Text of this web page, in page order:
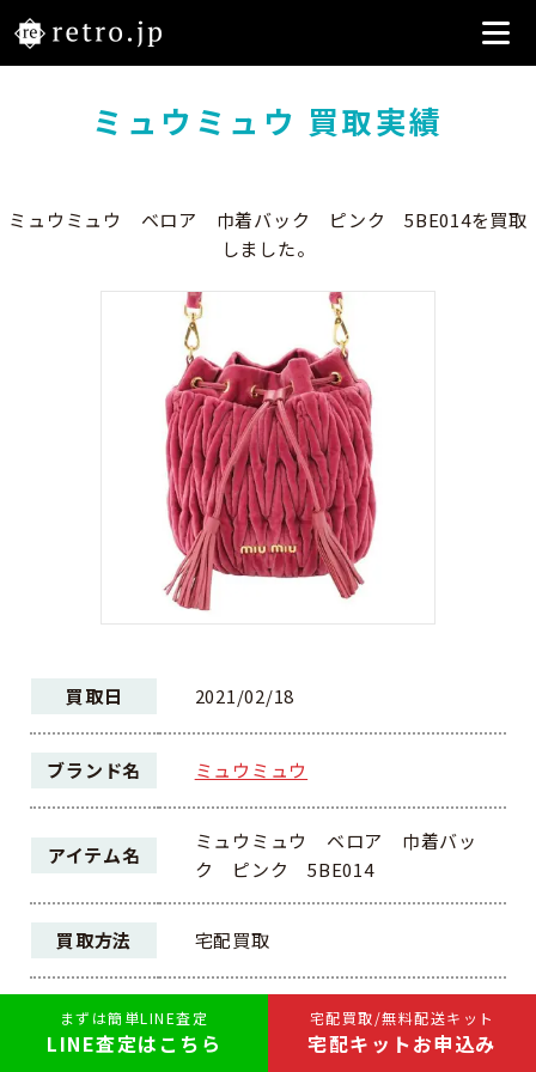
宅配買取/無料配送キット
宅配キットお申込み
まずは簡単LINE査定
LINE査定はこちら
ミュウミュウ 買取実績
ミュウミュウ ベロア 巾着バック ピンク 5BE014を買取
しました。
買取日 2021/02/18
ブランド名 ミュウミュウ
アイテム名
ミュウミュウ ベロア 巾着バッ
ク ピンク 5BE014
買取方法 宅配買取
ランク A